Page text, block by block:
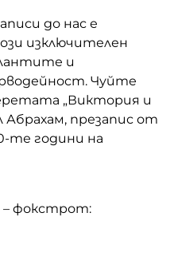
до нас е
изключителен
и
Чуйте
„Виктория и
Абрахам, презапис от
те години на
– фокстрот: